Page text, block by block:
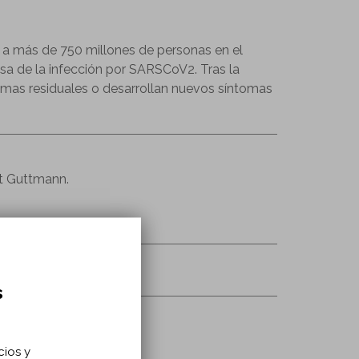
más de 750 millones de personas en el
de la infección por SARSCoV2. Tras la
residuales o desarrollan nuevos síntomas
Guttmann.
y